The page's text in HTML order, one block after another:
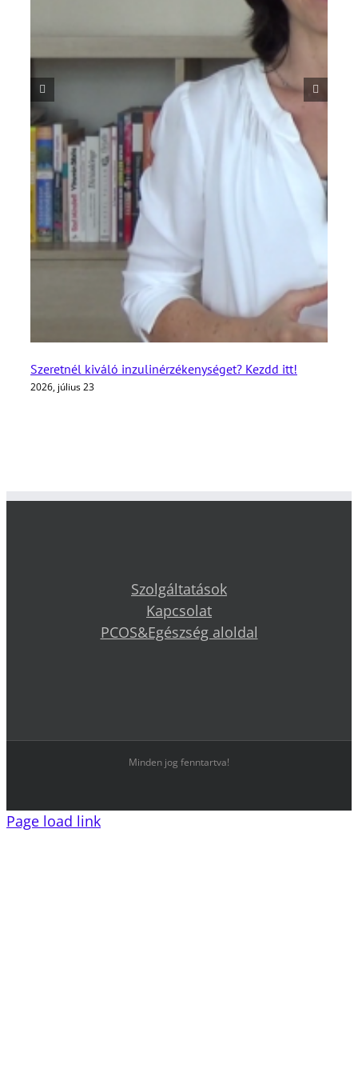
Szeretnél kiváló inzulinérzékenységet? Kezdd itt!
2026, július 23
Szolgáltatások
Kapcsolat
PCOS&Egészség aloldal
Minden jog fenntartva!
Page load link